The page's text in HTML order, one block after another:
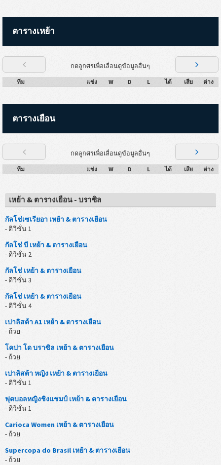
ตารางเหย้า
กดลูกศรเพื่อเลื่อนดูข้อมูลอื่นๆ
ทีม แข่ง W D L ได้ เสีย ต่าง
ตารางเยือน
กดลูกศรเพื่อเลื่อนดูข้อมูลอื่นๆ
ทีม แข่ง W D L ได้ เสีย ต่าง
เหย้า & ตารางเยือน - บราซิล
กัลโช่เซเรียอา เหย้า & ตารางเยือน
- ดิวิชั่น 1
กัลโช่ บี เหย้า & ตารางเยือน
- ดิวิชั่น 2
กัลโช่ เหย้า & ตารางเยือน
- ดิวิชั่น 3
กัลโช่ เหย้า & ตารางเยือน
- ดิวิชั่น 4
เปาลิสต้า A1 เหย้า & ตารางเยือน
- ถ้วย
โคปา โด บราซิล เหย้า & ตารางเยือน
- ถ้วย
เปาลิสต้า หญิง เหย้า & ตารางเยือน
- ดิวิชั่น 1
ฟุตบอลหญิงชิงแชมป์ เหย้า & ตารางเยือน
- ดิวิชั่น 1
Carioca Women เหย้า & ตารางเยือน
- ถ้วย
Supercopa do Brasil เหย้า & ตารางเยือน
- ถ้วย